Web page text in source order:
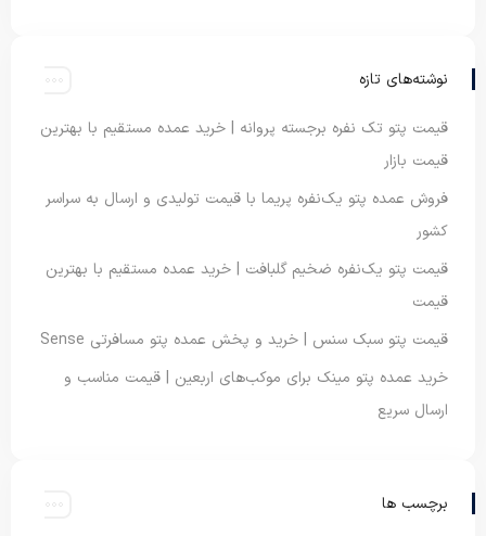
نوشته‌های تازه
قیمت پتو تک نفره برجسته پروانه | خرید عمده مستقیم با بهترین
قیمت بازار
فروش عمده پتو یک‌نفره پریما با قیمت تولیدی و ارسال به سراسر
کشور
قیمت پتو یک‌نفره ضخیم گلبافت | خرید عمده مستقیم با بهترین
قیمت
قیمت پتو سبک سنس | خرید و پخش عمده پتو مسافرتی Sense
خرید عمده پتو مینک برای موکب‌های اربعین | قیمت مناسب و
ارسال سریع
برچسب ها